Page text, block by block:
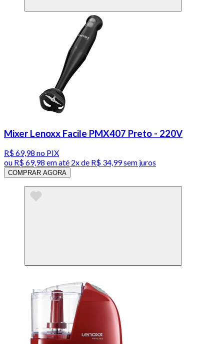
Mixer Lenoxx Facile PMX407 Preto - 220V
R$ 69,98 no PIX
ou R$ 69,98 em até 2x de R$ 34,99 sem juros
COMPRAR AGORA